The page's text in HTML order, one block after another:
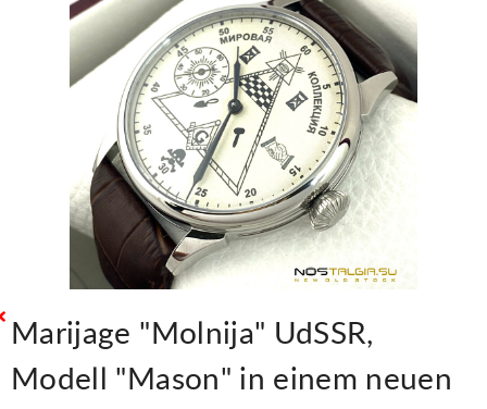
Marijage "Molnija" UdSSR,
Modell "Mason" in einem neuen